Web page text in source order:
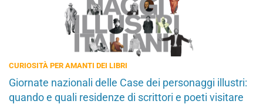
CURIOSITÀ PER AMANTI DEI LIBRI
Giornate nazionali delle Case dei personaggi illustri:
quando e quali residenze di scrittori e poeti visitare